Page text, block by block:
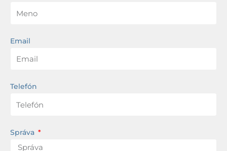
Email
Telefón
Správa